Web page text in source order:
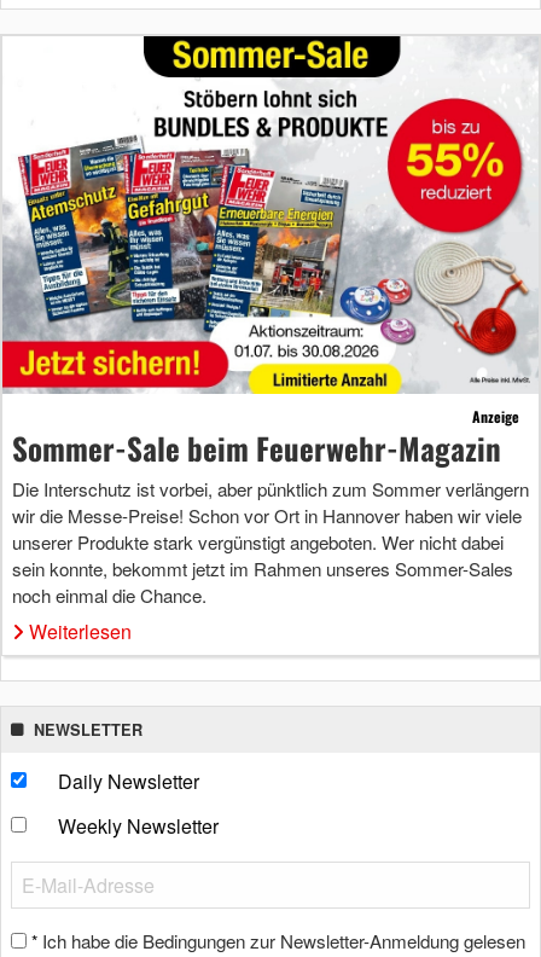
Anzeige
Sommer-Sale beim Feuerwehr-Magazin
Die Interschutz ist vorbei, aber pünktlich zum Sommer verlängern
wir die Messe-Preise! Schon vor Ort in Hannover haben wir viele
unserer Produkte stark vergünstigt angeboten. Wer nicht dabei
sein konnte, bekommt jetzt im Rahmen unseres Sommer-Sales
noch einmal die Chance.
Weiterlesen
NEWSLETTER
Daily Newsletter
Weekly Newsletter
* Ich habe die Bedingungen zur Newsletter-Anmeldung gelesen